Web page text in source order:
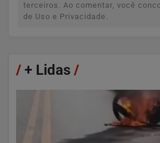
terceiros. Ao comentar, você
de Uso e Privacidade.
/ + Lidas /